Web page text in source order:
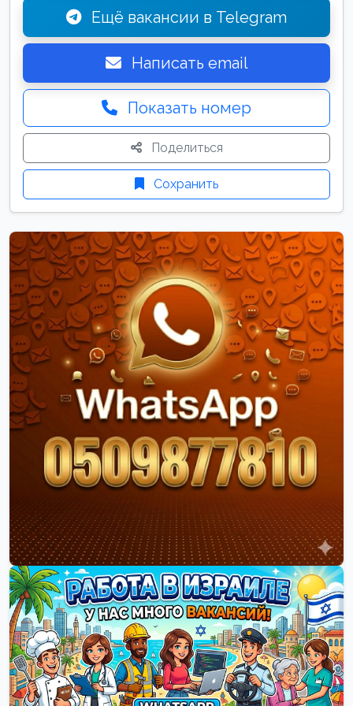
Ещё вакансии в Telegram
Написать email
Показать номер
Поделиться
Сохранить